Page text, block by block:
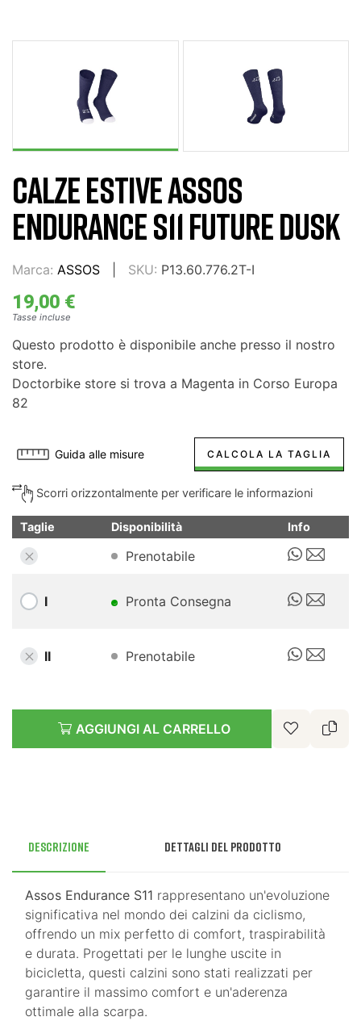
CALZE ESTIVE ASSOS
ENDURANCE S11 FUTURE DUSK
Marca: ASSOS SKU: P13.60.776.2T-I
19,00 €
Tasse incluse
Questo prodotto è disponibile anche presso il nostro
store.
Doctorbike store si trova a Magenta in Corso Europa
82
Guida alle misure CALCOLA LA TAGLIA
Scorri orizzontalmente per verificare le informazioni
Taglie Disponibilità Info
Prenotabile
I Pronta Consegna
II Prenotabile
AGGIUNGI AL CARRELLO
Descrizione Dettagli del prodotto
Assos Endurance S11 rappresentano un'evoluzione
significativa nel mondo dei calzini da ciclismo,
offrendo un mix perfetto di comfort, traspirabilità
e durata. Progettati per le lunghe uscite in
bicicletta, questi calzini sono stati realizzati per
garantire il massimo comfort e un'aderenza
ottimale alla scarpa.